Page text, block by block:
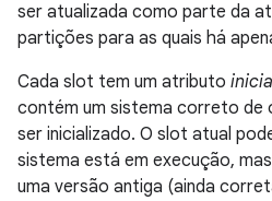
ser atualizada como parte da
partições para as quais há
Cada slot tem um atributo
contém um sistema correto de
ser inicializado. O slot atual
sistema está em execução,
uma versão antiga (ainda